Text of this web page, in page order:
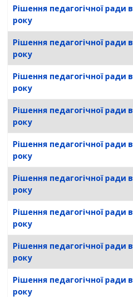
Рішення педагогічної ради
року
Рішення педагогічної ради
року
Рішення педагогічної ради
року
Рішення педагогічної ради
року
Рішення педагогічної ради
року
Рішення педагогічної ради
року
Рішення педагогічної ради
року
Рішення педагогічної ради
року
Рішення педагогічної ради
року